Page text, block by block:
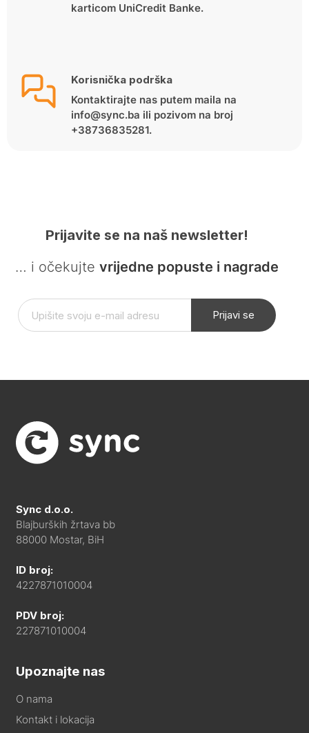
karticom UniCredit Banke.
Korisnička podrška
Kontaktirajte nas putem maila na
info@sync.ba ili pozivom na broj
+38736835281.
Prijavite se na naš newsletter!
… i očekujte vrijedne popuste i nagrade
Prijavi se
Sync d.o.o.
Blajburških žrtava bb
88000 Mostar, BiH
ID broj:
4227871010004
PDV broj:
227871010004
Upoznajte nas
O nama
Kontakt i lokacija